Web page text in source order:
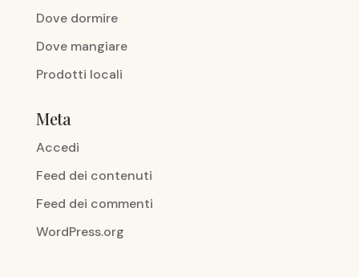
Dove dormire
Dove mangiare
Prodotti locali
Meta
Accedi
Feed dei contenuti
Feed dei commenti
WordPress.org